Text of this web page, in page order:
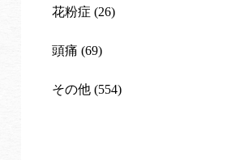
花粉症 (26)
頭痛 (69)
その他 (554)